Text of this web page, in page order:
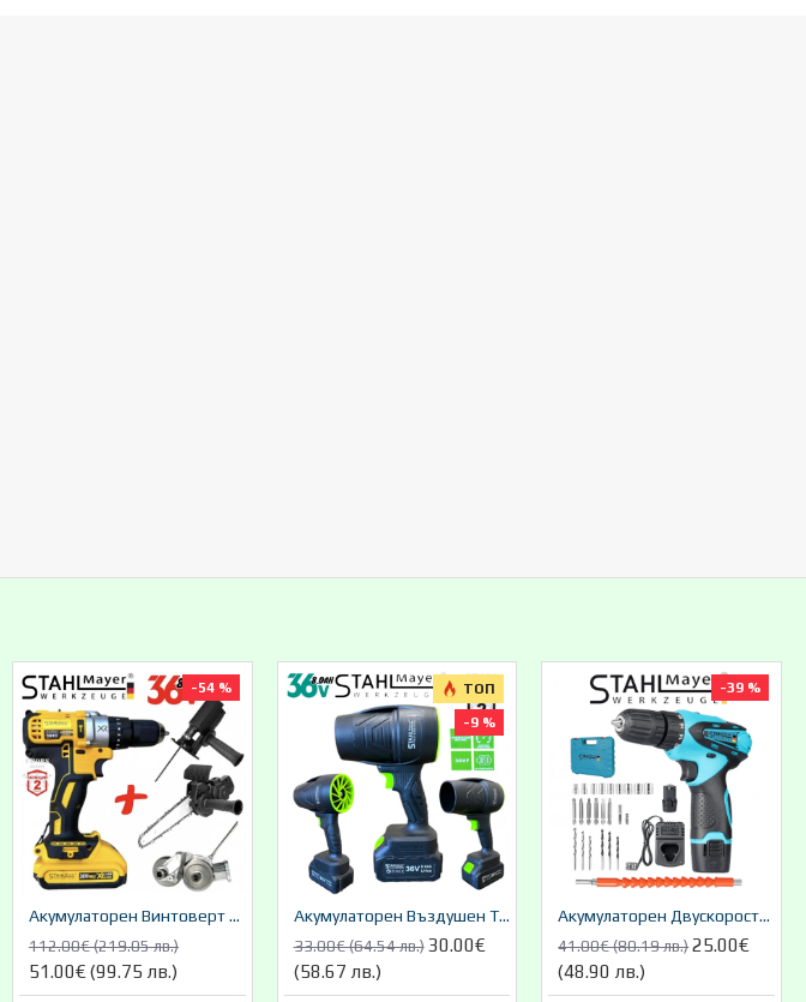
-54 %
Акумулаторен Винтоверт 36V 8,0AH STAHLMAYER + Приставка Адаптер Зеге Трион + Приставка за Рязане на Ламарина и Метал + Приставка Резачка Трион за Клони 18см шина 2 батерии
112.00€ (219.05 лв.)
51.00€ (99.75 лв.)
ТОП
-9 %
Акумулаторен Въздушен Турбо Пистолет Мощен 36V 8,0AH STAHLMATER
33.00€ (64.54 лв.) 30.00€
(58.67 лв.)
-39 %
Акумулаторен Двускоростен Винтоверт STAHL MAYER 24V + Накрайници
41.00€ (80.19 лв.) 25.00€
(48.90 лв.)